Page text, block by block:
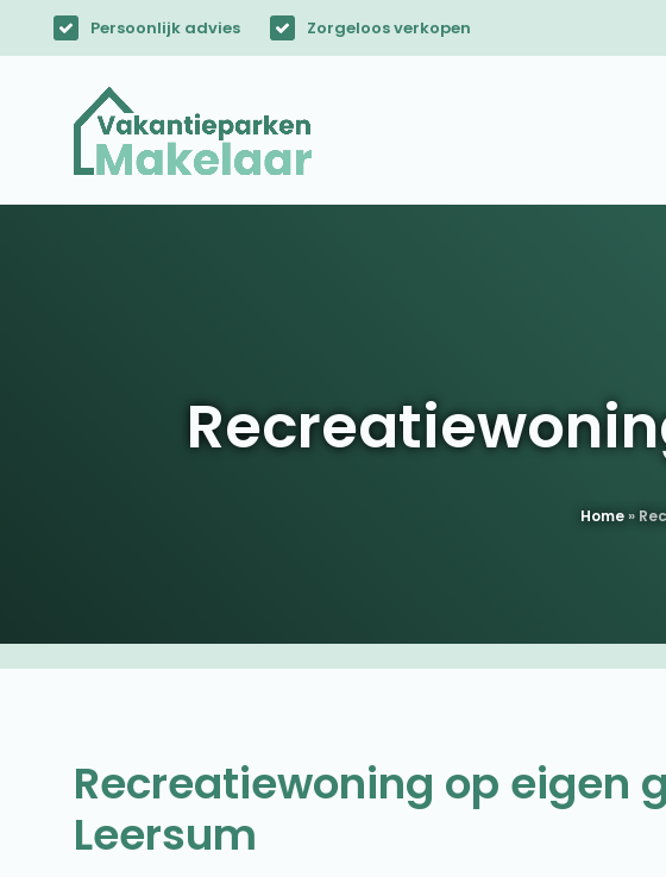
Persoonlijk advies Zorgeloos verkopen
Home »
Recreatiewoning op eigen
Leersum